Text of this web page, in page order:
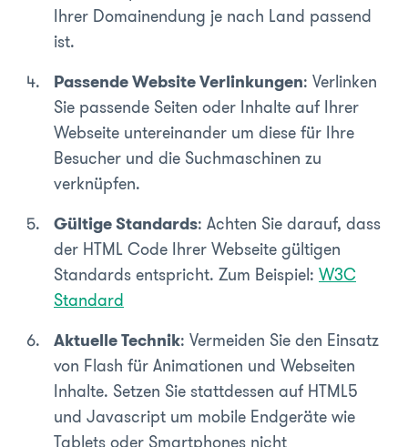
Ihrer Domainendung je nach Land passend
ist.
Passende Website Verlinkungen: Verlinken
Sie passende Seiten oder Inhalte auf Ihrer
Webseite untereinander um diese für Ihre
Besucher und die Suchmaschinen zu
verknüpfen.
Gültige Standards: Achten Sie darauf, dass
der HTML Code Ihrer Webseite gültigen
Standards entspricht. Zum Beispiel: W3C
Standard
Aktuelle Technik: Vermeiden Sie den Einsatz
von Flash für Animationen und Webseiten
Inhalte. Setzen Sie stattdessen auf HTML5
und Javascript um mobile Endgeräte wie